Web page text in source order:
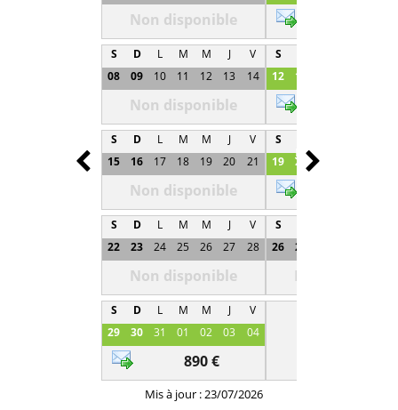
Non disponible
S D L M M J
V
08
09 10 11 12 13 14
Non disponible
S D L M M J
V
15
16 17 18 19 20 21
Non disponible
S D L M M J
V
22
23 24 25 26 27 28
Non disponible
S D L M M J
V
29
30 31 01 02 03 04
890 €
S
12
13
S
19
20 21
S
26
27
Non
Prev Next
Mis à jour : 23/07/2026